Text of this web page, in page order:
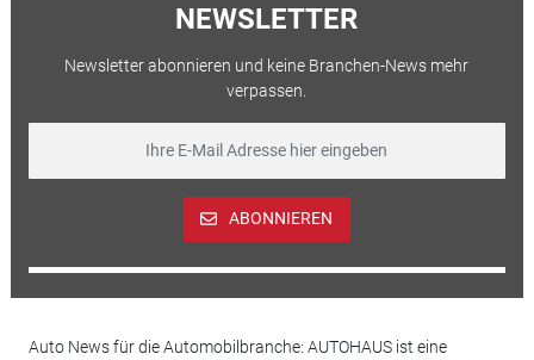
NEWSLETTER
Newsletter abonnieren und keine Branchen-News mehr
verpassen.
ABONNIEREN
Auto News für die Automobilbranche: AUTOHAUS ist eine